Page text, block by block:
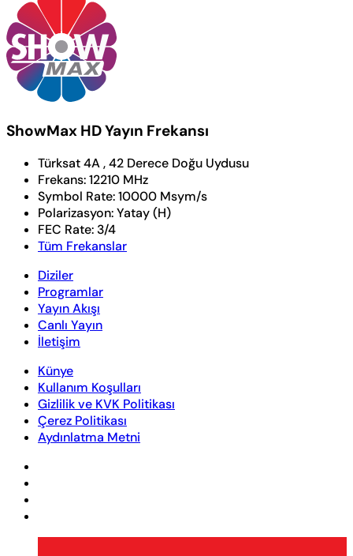
ShowMax HD Yayın Frekansı
Türksat 4A , 42 Derece Doğu Uydusu
Frekans:12210 MHz
Symbol Rate:10000 Msym/s
Polarizasyon:Yatay (H)
FEC Rate: 3/4
Tüm Frekanslar
Diziler
Programlar
Yayın Akışı
Canlı Yayın
İletişim
Künye
Kullanım Koşulları
Gizlilik ve KVK Politikası
Çerez Politikası
Aydınlatma Metni